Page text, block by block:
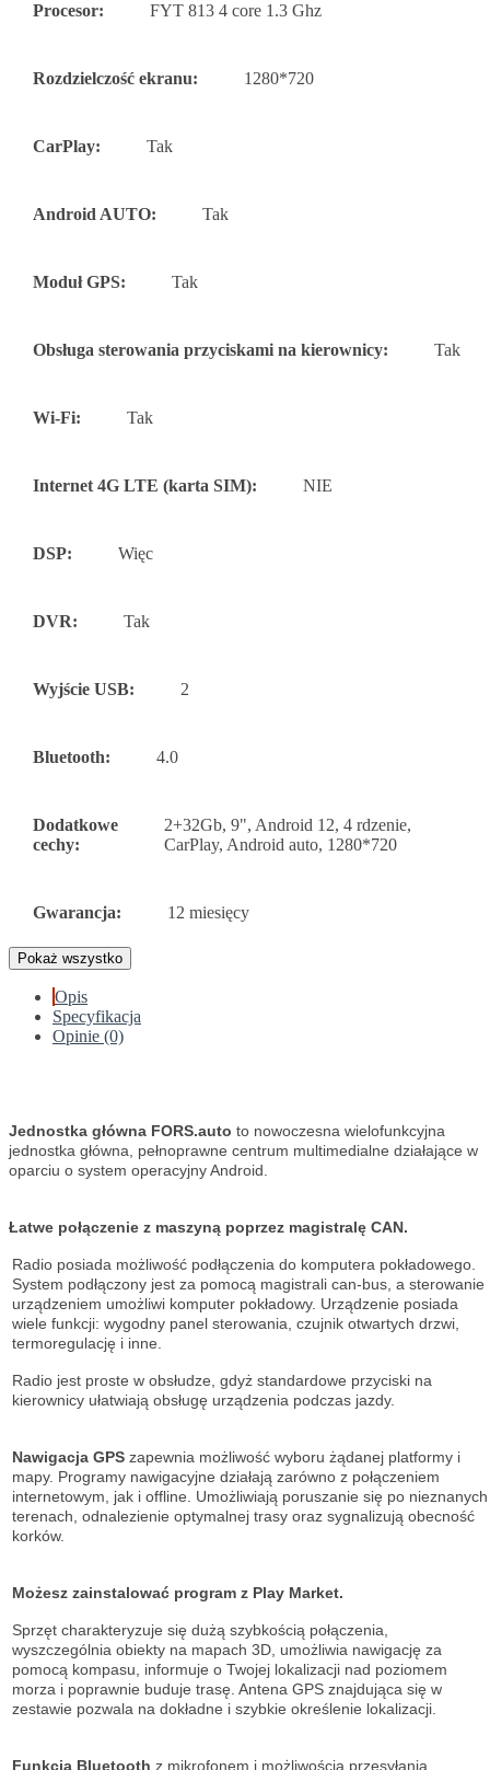
Procesor: FYT 813 4 core 1.3 Ghz
Rozdzielczość ekranu: 1280*720
CarPlay: Tak
Android AUTO: Tak
Moduł GPS: Tak
Obsługa sterowania przyciskami na kierownicy: Tak
Wi-Fi: Tak
Internet 4G LTE (karta SIM): NIE
DSP: Więc
DVR: Tak
Wyjście USB: 2
Bluetooth: 4.0
Dodatkowe
cechy:
2+32Gb, 9", Android 12, 4 rdzenie,
CarPlay, Android auto, 1280*720
Gwarancja: 12 miesięcy
Pokaż wszystko
Opis
Specyfikacja
Opinie (0)
Jednostka główna FORS.auto to nowoczesna wielofunkcyjna
jednostka główna, pełnoprawne centrum multimedialne działające w
oparciu o system operacyjny Android.
Łatwe połączenie z maszyną poprzez magistralę CAN.
Radio posiada możliwość podłączenia do komputera pokładowego.
System podłączony jest za pomocą magistrali can-bus, a sterowanie
urządzeniem umożliwi komputer pokładowy. Urządzenie posiada
wiele funkcji: wygodny panel sterowania, czujnik otwartych drzwi,
termoregulację i inne.
Radio jest proste w obsłudze, gdyż standardowe przyciski na
kierownicy ułatwiają obsługę urządzenia podczas jazdy.
Nawigacja GPS zapewnia możliwość wyboru żądanej platformy i
mapy. Programy nawigacyjne działają zarówno z połączeniem
internetowym, jak i offline. Umożliwiają poruszanie się po nieznanych
terenach, odnalezienie optymalnej trasy oraz sygnalizują obecność
korków.
Możesz zainstalować program z Play Market.
Sprzęt charakteryzuje się dużą szybkością połączenia,
wyszczególnia obiekty na mapach 3D, umożliwia nawigację za
pomocą kompasu, informuje o Twojej lokalizacji nad poziomem
morza i poprawnie buduje trasę. Antena GPS znajdująca się w
zestawie pozwala na dokładne i szybkie określenie lokalizacji.
Funkcja Bluetooth z mikrofonem i możliwością przesyłania